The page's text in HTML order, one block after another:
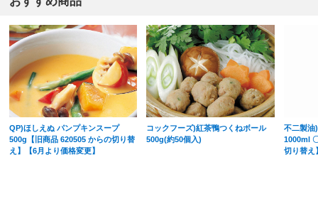
QP)ほしえぬ パンプキンスープ
500g【旧商品 620505 からの切り替
え】【6月より価格変更】
コックフーズ)紅茶鴨つくねボール
500g(約50個入)
不二製油
1000ml
切り替え